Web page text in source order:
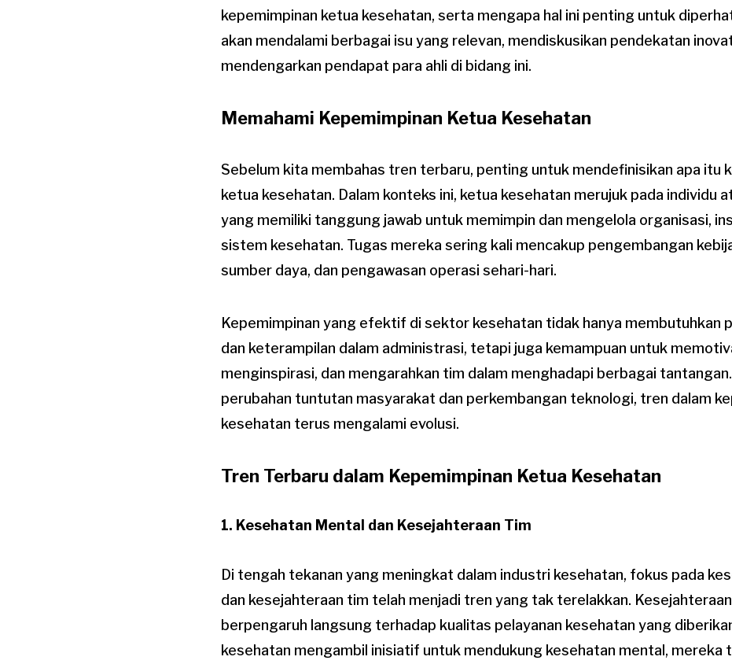
kepemimpinan ketua kesehatan, serta mengapa hal ini penting untuk
akan mendalami berbagai isu yang relevan, mendiskusikan pendekatan
mendengarkan pendapat para ahli di bidang ini.
Memahami Kepemimpinan Ketua Kesehatan
Sebelum kita membahas tren terbaru, penting untuk mendefinisikan apa itu
ketua kesehatan. Dalam konteks ini, ketua kesehatan merujuk pada individu
yang memiliki tanggung jawab untuk memimpin dan mengelola organisasi,
sistem kesehatan. Tugas mereka sering kali mencakup pengembangan
sumber daya, dan pengawasan operasi sehari-hari.
Kepemimpinan yang efektif di sektor kesehatan tidak hanya membutuhkan
dan keterampilan dalam administrasi, tetapi juga kemampuan untuk
menginspirasi, dan mengarahkan tim dalam menghadapi berbagai
perubahan tuntutan masyarakat dan perkembangan teknologi, tren dalam
kesehatan terus mengalami evolusi.
Tren Terbaru dalam Kepemimpinan Ketua Kesehatan
1. Kesehatan Mental dan Kesejahteraan Tim
Di tengah tekanan yang meningkat dalam industri kesehatan, fokus pada
dan kesejahteraan tim telah menjadi tren yang tak terelakkan.
berpengaruh langsung terhadap kualitas pelayanan kesehatan yang
kesehatan mengambil inisiatif untuk mendukung kesehatan mental, mereka